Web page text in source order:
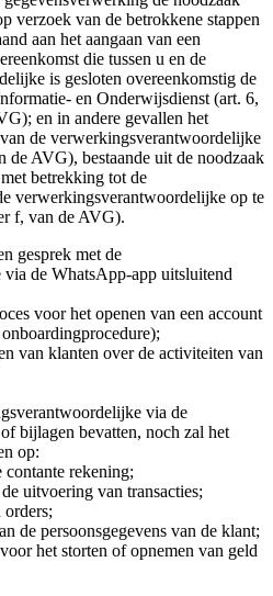
verzoek van de betrokkene stappen
aan het aangaan van een
die tussen u en de
is gesloten overeenkomstig de
en Onderwijsdienst (art. 6,
en in andere gevallen het
de verwerkingsverantwoordelijke
de AVG), bestaande uit de noodzaak
betrekking tot de
verwerkingsverantwoordelijke op te
f, van de AVG).
gesprek met de
de WhatsApp-app uitsluitend
voor het openen van een account
van klanten over de activiteiten van
via de
bijlagen bevatten, noch zal het
op:
rekening;
uitvoering van transacties;
de persoonsgegevens van de klant;
het storten of opnemen van geld